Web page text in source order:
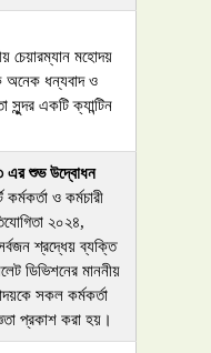
চেয়ারম্যান মহোদয়
অনেক ধন্যবাদ ও
একটি ক্যান্টিন
৩ এর শুভ উদ্বোধন
ও কর্মচারী
২০২৪,
শ্রদ্ধেয় ব্যক্তি
ডিভিশনের মাননীয়
সকল কর্মকর্তা
প্রকাশ করা হয়।